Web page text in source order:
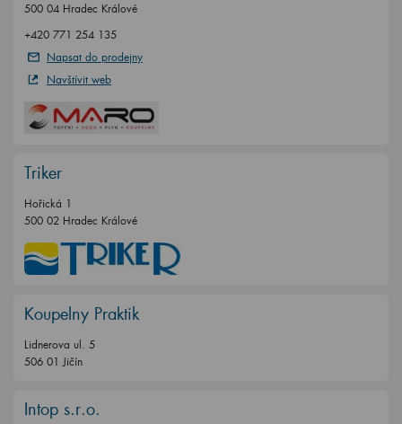
500 04 Hradec Králové
+420 771 254 135
Napsat do prodejny
Navštívit web
Triker
Hořická 1
500 02 Hradec Králové
Koupelny Praktik
Lidnerova ul. 5
506 01 Jičín
Intop s.r.o.